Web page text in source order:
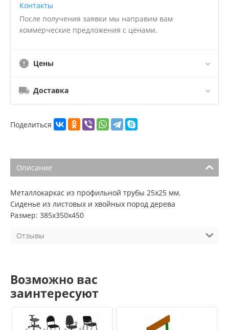
Контакты
После получения заявки мы направим вам
коммерческие предложения с ценами.
Цены
Доставка
Поделиться
Описание
Металлокаркас из профильной трубы 25х25 мм.
Cиденье из листовых и хвойных пород дерева
Размер: 385х350х450
Отзывы
Возможно вас
заинтересуют